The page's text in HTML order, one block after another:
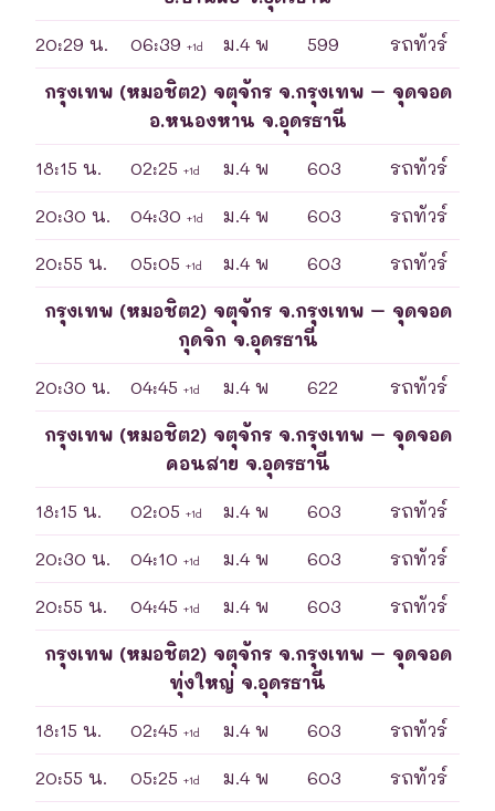
20:29 น. 06:39 +1d ม.4 พ 599 รถทัวร์
กรุงเทพ (หมอชิต2) จตุจักร จ.กรุงเทพ – จุดจอด
อ.หนองหาน จ.อุดรธานี
18:15 น. 02:25 +1d ม.4 พ 603 รถทัวร์
20:30 น. 04:30 +1d ม.4 พ 603 รถทัวร์
20:55 น. 05:05 +1d ม.4 พ 603 รถทัวร์
กรุงเทพ (หมอชิต2) จตุจักร จ.กรุงเทพ – จุดจอด
กุดจิก จ.อุดรธานี
20:30 น. 04:45 +1d ม.4 พ 622 รถทัวร์
กรุงเทพ (หมอชิต2) จตุจักร จ.กรุงเทพ – จุดจอด
คอนสาย จ.อุดรธานี
18:15 น. 02:05 +1d ม.4 พ 603 รถทัวร์
20:30 น. 04:10 +1d ม.4 พ 603 รถทัวร์
20:55 น. 04:45 +1d ม.4 พ 603 รถทัวร์
กรุงเทพ (หมอชิต2) จตุจักร จ.กรุงเทพ – จุดจอด
ทุ่งใหญ่ จ.อุดรธานี
18:15 น. 02:45 +1d ม.4 พ 603 รถทัวร์
20:55 น. 05:25 +1d ม.4 พ 603 รถทัวร์